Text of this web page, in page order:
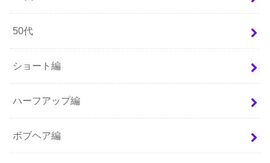
50代
ショート編
ハーフアップ編
ボブヘア編